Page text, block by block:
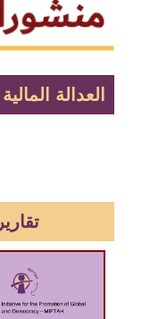
العدالة المالية
تقارير